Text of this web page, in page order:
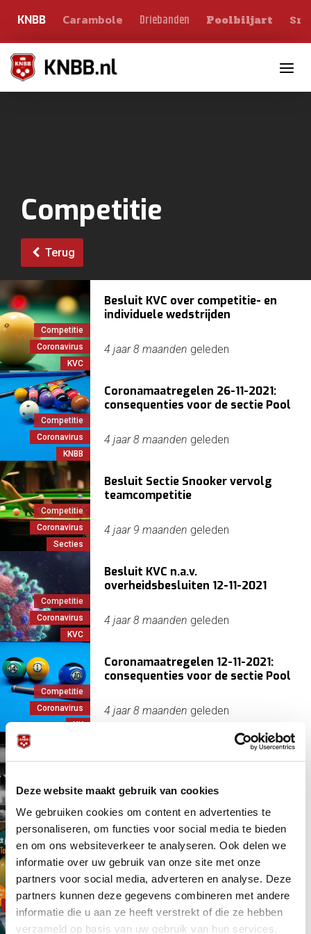
Deze website maakt gebruik van cookies
We gebruiken cookies om content en advertenties te
personaliseren, om functies voor social media te bieden
en om ons websiteverkeer te analyseren. Ook delen we
informatie over uw gebruik van onze site met onze
partners voor social media, adverteren en analyse. Deze
partners kunnen deze gegevens combineren met andere
informatie die u aan ze heeft verstrekt of die ze hebben
verzameld op basis van uw gebruik van hun services.
KNBB Carambole Driebanden Poolbiljart
Competitie
Terug
Competitie
Coronavirus
KVC
Besluit KVC over competitie- en
individuele wedstrijden
4 jaar 8 maanden geleden
Competitie
Coronavirus
KNBB
Coronamaatregelen 26-11-2021:
consequenties voor de sectie Pool
4 jaar 8 maanden geleden
Competitie
Coronavirus
Secties
Besluit Sectie Snooker vervolg
teamcompetitie
4 jaar 9 maanden geleden
Competitie
Coronavirus
KVC
Besluit KVC n.a.v.
overheidsbesluiten 12-11-2021
4 jaar 8 maanden geleden
Competitie
Coronavirus
NK
Coronamaatregelen 12-11-2021:
consequenties voor de sectie Pool
4 jaar 8 maanden geleden
Coronavirus
4 jaar 10 maanden
Naamgeverschap
biljartcompetities nog mogelijk
4 jaar 11 maandengeleden